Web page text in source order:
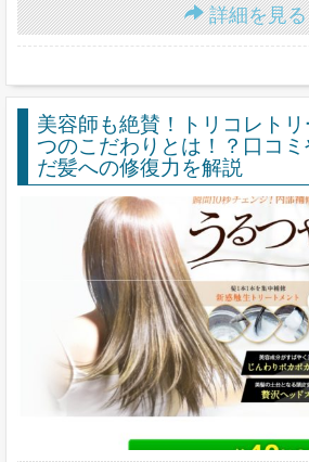
詳細を見る
美容師も絶賛！トリコレト
つのこだわりとは！？口コ
だ髪への修復力を解説